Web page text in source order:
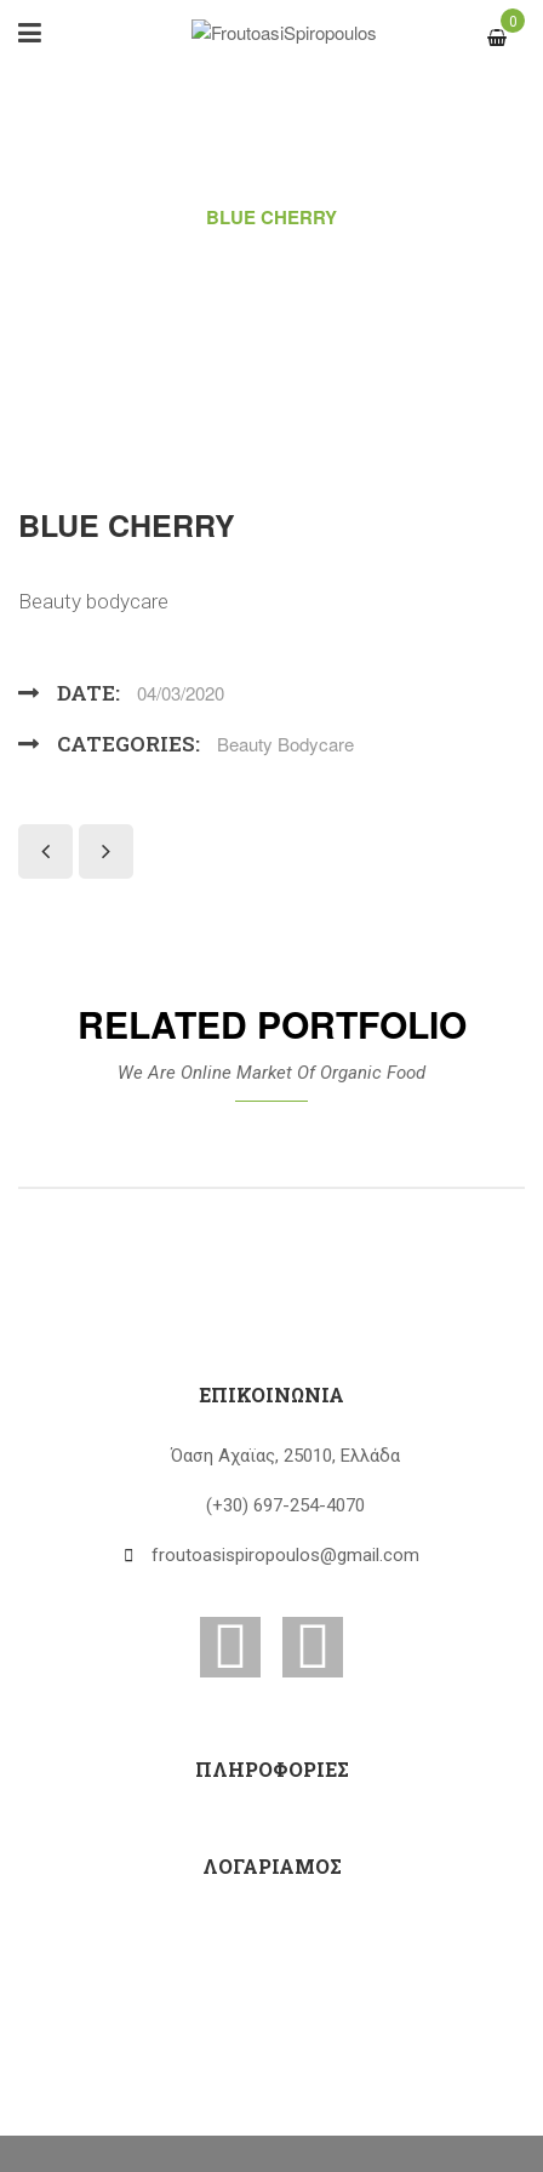
0
BLUE CHERRY
BLUE CHERRY
Beauty bodycare
DATE: 04/03/2020
CATEGORIES: Beauty Bodycare
RELATED PORTFOLIO
We Are Online Market Of Organic Food
ΕΠΙΚΟΙΝΩΝΙΑ
Όαση Αχαϊας, 25010, Ελλάδα
(+30) 697-254-4070
froutoasispiropoulos@gmail.com
ΠΛΗΡΟΦΟΡΙΕΣ
ΛΟΓΑΡΙΑΜΟΣ